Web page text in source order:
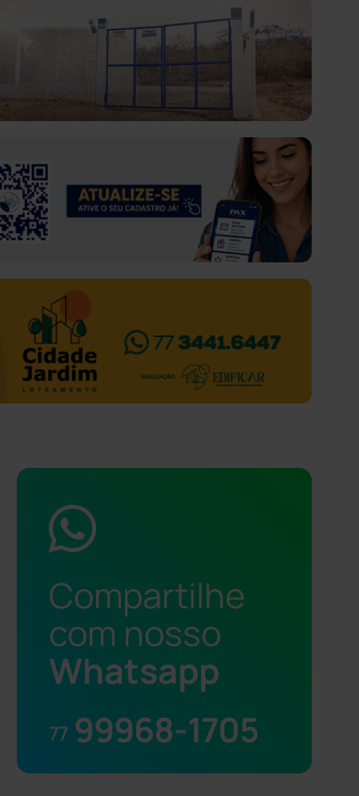
Compartilhe
com nosso
Whatsapp
77 99968-1705